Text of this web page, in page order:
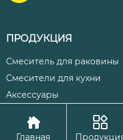
ПРОДУКЦИЯ
Смеситель для раковины
Смесители для кухни
Аксессуары
Авторское право©ООО
комната

Главная
